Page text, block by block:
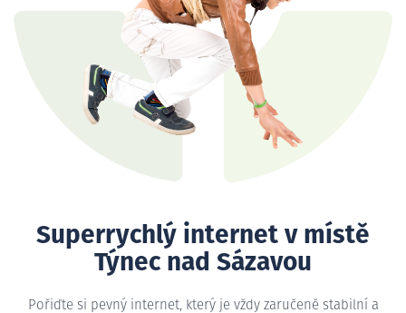
Superrychlý internet v místě
Týnec nad Sázavou
Pořiďte si pevný internet, který je vždy zaručeně stabilní a